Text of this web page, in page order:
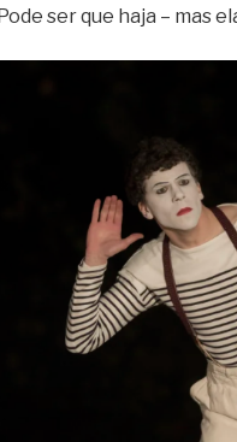
ser que haja – mas